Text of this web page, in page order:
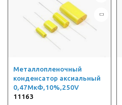
Металлопленочный
конденсатор аксиальный
0,47МкФ,10%,250V
11163